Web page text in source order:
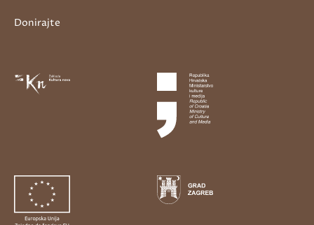
Donirajte